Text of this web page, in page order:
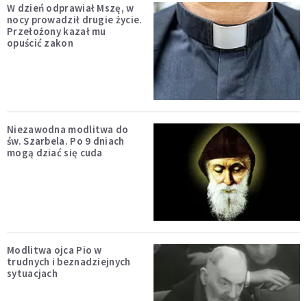
W dzień odprawiał Mszę, w
nocy prowadził drugie życie.
Przełożony kazał mu
opuścić zakon
Niezawodna modlitwa do
św. Szarbela. Po 9 dniach
mogą dziać się cuda
Modlitwa ojca Pio w
trudnych i beznadziejnych
sytuacjach